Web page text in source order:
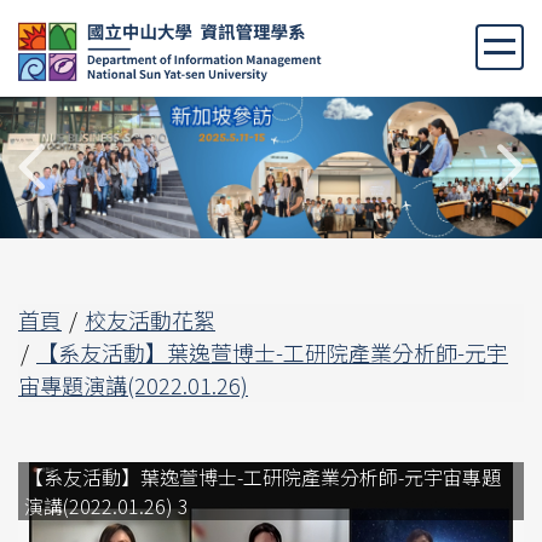
跳
到
主
要
內
容
區
首頁
校友活動花絮
【系友活動】葉逸萱博士-工研院產業分析師-元宇
宙專題演講(2022.01.26)
【系友活動】葉逸萱博士-工研院產業分析師-元宇宙專題
演講(2022.01.26) 3